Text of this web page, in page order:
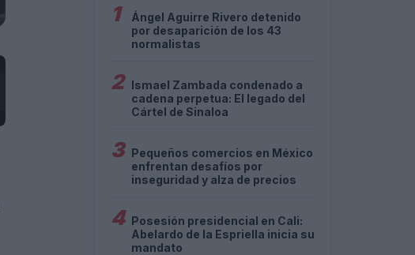
1
Ángel Aguirre Rivero detenido
por desaparición de los 43
normalistas
2 Ismael Zambada condenado a
cadena perpetua: El legado del
Cártel de Sinaloa
3 Pequeños comercios en México
enfrentan desafíos por
inseguridad y alza de precios
4 Posesión presidencial en Cali:
Abelardo de la Espriella inicia su
mandato